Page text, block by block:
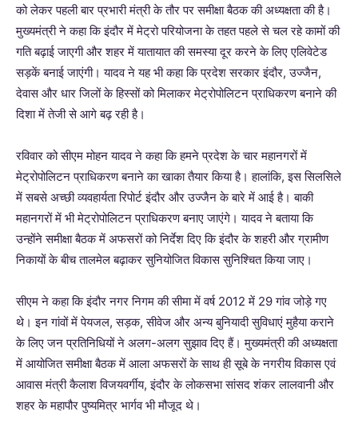
को लेकर पहली बार प्रभारी मंत्री के तौर पर समीक्षा बैठक की अध्यक्षता की है।
मुख्यमंत्री ने कहा कि इंदौर में मेट्रो परियोजना के तहत पहले से चल रहे कामों की
गति बढ़ाई जाएगी और शहर में यातायात की समस्या दूर करने के लिए एलिवेटेड
सड़कें बनाई जाएंगी। यादव ने यह भी कहा कि प्रदेश सरकार इंदौर, उज्जैन,
देवास और धार जिलों के हिस्सों को मिलाकर मेट्रोपोलिटन प्राधिकरण बनाने की
दिशा में तेजी से आगे बढ़ रही है।
रविवार को सीएम मोहन यादव ने कहा कि हमने प्रदेश के चार महानगरों में
मेट्रोपोलिटन प्राधिकरण बनाने का खाका तैयार किया है। हालांकि, इस सिलसिले
में सबसे अच्छी व्यवहार्यता रिपोर्ट इंदौर और उज्जैन के बारे में आई है। बाकी
महानगरों में भी मेट्रोपोलिटन प्राधिकरण बनाए जाएंगे। यादव ने बताया कि
उन्होंने समीक्षा बैठक में अफसरों को निर्देश दिए कि इंदौर के शहरी और ग्रामीण
निकायों के बीच तालमेल बढ़ाकर सुनियोजित विकास सुनिश्चित किया जाए।
सीएम ने कहा कि इंदौर नगर निगम की सीमा में वर्ष 2012 में 29 गांव जोड़े गए
थे। इन गांवों में पेयजल, सड़क, सीवेज और अन्य बुनियादी सुविधाएं मुहैया कराने
के लिए जन प्रतिनिधियों ने अलग-अलग सुझाव दिए हैं। मुख्यमंत्री की अध्यक्षता
में आयोजित समीक्षा बैठक में आला अफसरों के साथ ही सूबे के नगरीय विकास एवं
आवास मंत्री कैलाश विजयवर्गीय, इंदौर के लोकसभा सांसद शंकर लालवानी और
शहर के महापौर पुष्यमित्र भार्गव भी मौजूद थे।